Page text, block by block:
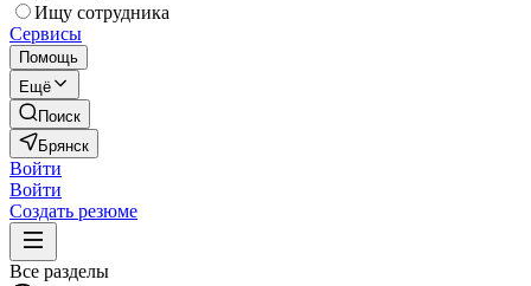
Ищу сотрудника
Сервисы
Помощь
Ещё
Поиск
Брянск
Войти
Войти
Создать резюме
Все разделы